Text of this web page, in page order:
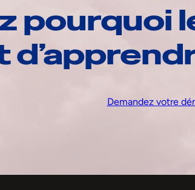
pourquoi
Demandez votre